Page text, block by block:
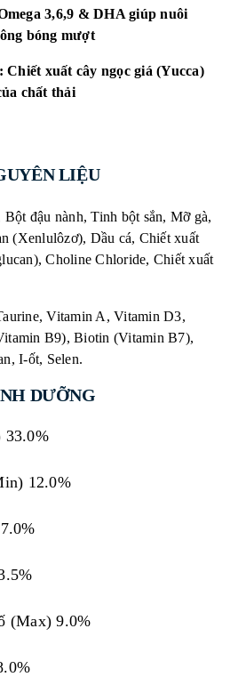
3,6,9 & DHA giúp nuôi
bóng mượt
xuất cây ngọc giá (Yucca)
chất thải
LIỆU
đậu nành, Tinh bột sắn, Mỡ gà,
(Xenlulôzơ), Dầu cá, Chiết xuất
Choline Chloride, Chiết xuất
Vitamin A, Vitamin D3,
B9), Biotin (Vitamin B7),
I-ốt, Selen.
DƯỠNG
12.0%
(Max) 9.0%